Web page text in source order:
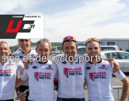
et de Cyclosport